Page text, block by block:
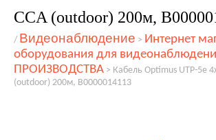
CCA (outdoor) 200м,
/ Видеонаблюдение > Интернет
оборудования для
ПРОИЗВОДСТВА > Кабель Optimus UTP-5e
(outdoor) 200м, В0000014113